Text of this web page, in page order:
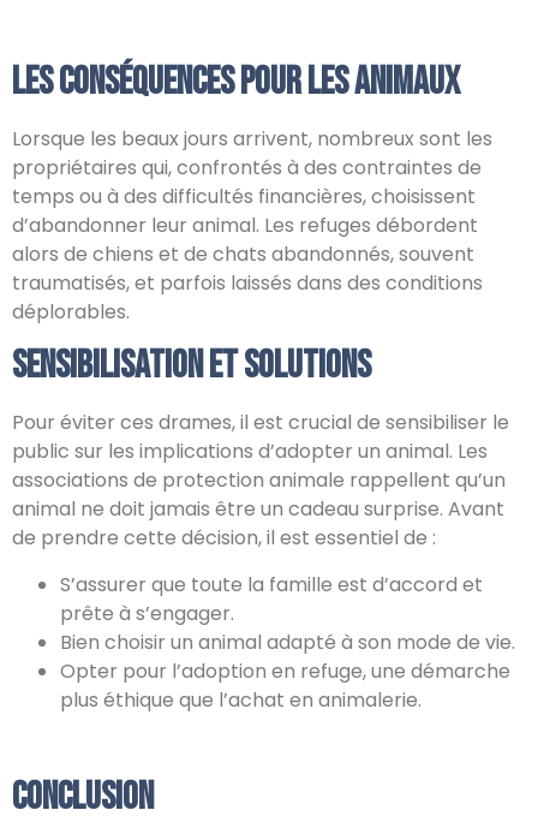
Les conséquences pour les animaux
Lorsque les beaux jours arrivent, nombreux sont les
propriétaires qui, confrontés à des contraintes de
temps ou à des difficultés financières, choisissent
d’abandonner leur animal. Les refuges débordent
alors de chiens et de chats abandonnés, souvent
traumatisés, et parfois laissés dans des conditions
déplorables.
Sensibilisation et solutions
Pour éviter ces drames, il est crucial de sensibiliser le
public sur les implications d’adopter un animal. Les
associations de protection animale rappellent qu’un
animal ne doit jamais être un cadeau surprise. Avant
de prendre cette décision, il est essentiel de :
S’assurer que toute la famille est d’accord et
prête à s’engager.
Bien choisir un animal adapté à son mode de vie.
Opter pour l’adoption en refuge, une démarche
plus éthique que l’achat en animalerie.
Conclusion